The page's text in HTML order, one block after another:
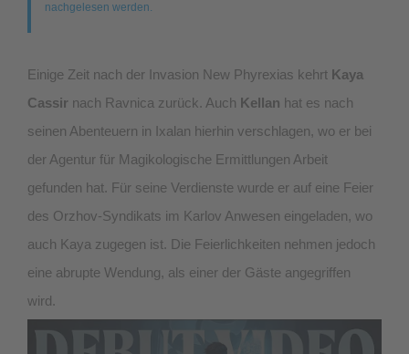
nachgelesen werden.
Einige Zeit nach der Invasion New Phyrexias kehrt Kaya
Cassir nach Ravnica zurück. Auch Kellan hat es nach
seinen Abenteuern in Ixalan hierhin verschlagen, wo er bei
der Agentur für Magikologische Ermittlungen Arbeit
gefunden hat. Für seine Verdienste wurde er auf eine Feier
des Orzhov-Syndikats im Karlov Anwesen eingeladen, wo
auch Kaya zugegen ist. Die Feierlichkeiten nehmen jedoch
eine abrupte Wendung, als einer der Gäste angegriffen
wird.